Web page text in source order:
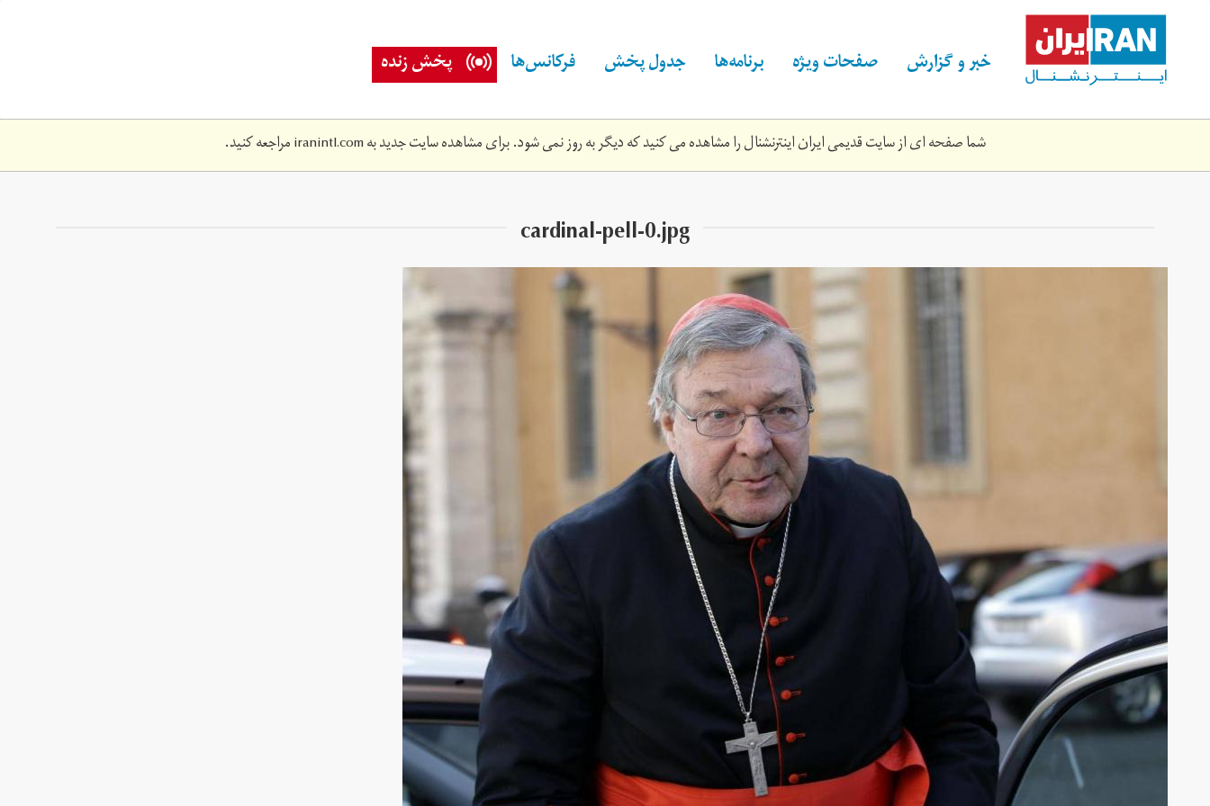
content خبر و گزارش صفحات ویژه برنامه‌ها جدول پخش فرکانس‌ها پخش زنده
شما صفحه ای از سایت قدیمی ایران اینترنشنال را مشاهده می کنید که دیگر به روز نمی شود. برای مشاهده سایت جدید بهiranintl.comمراجعه کنید.
cardinal-pell-0.jpg